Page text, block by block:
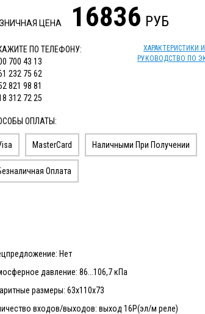
ЦЕНА 16836 РУБ
ПО ТЕЛЕФОНУ:
700 43 13
232 75 62
821 98 81
312 72 25
ХАРАКТЕРИСТИКИ
РУКОВОДСТВО ПО
ОПЛАТЫ:
MasterCard Наличными При Получении
Оплата
Нет
давление: 86...106,7 кПа
размеры: 63х110х73
входов/выходов: выход 16Р(эл/м реле)